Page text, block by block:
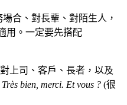
合、對長輩、對陌生人，
用。一定要先搭配
上司、客戶、長者，以及
Très bien, merci. Et vous ? (很